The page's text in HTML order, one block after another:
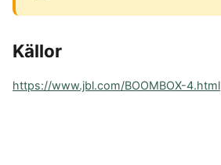
Källor
https://www.jbl.com/BOOMBOX-4.html